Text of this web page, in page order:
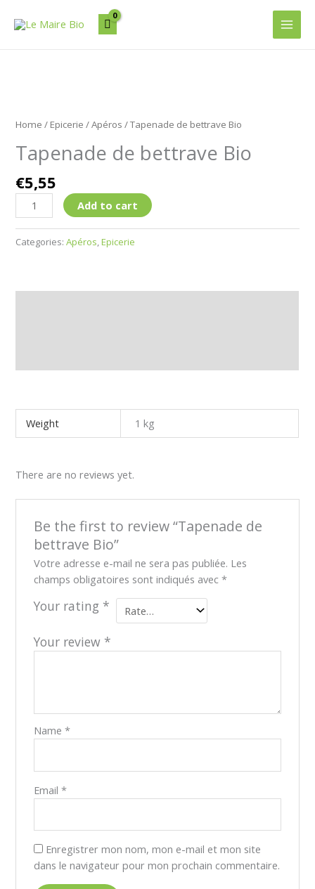
Main
Home / Epicerie /Apéros / Tapenade de bettrave Bio
Tapenade de bettrave Bio
€5,55
de
Bio
quantity
Add to cart
Categories:Apéros ,Epicerie
Weight 1 kg
There are no reviews yet.
Be the first to review “Tapenade de
bettrave Bio”
Votre adresse e-mail ne sera pas publiée. Les
champs obligatoires sont indiqués avec *
Your rating *
Your review *
Name *
Email *
Enregistrer mon nom, mon e-mail et mon site
dans le navigateur pour mon prochain commentaire.